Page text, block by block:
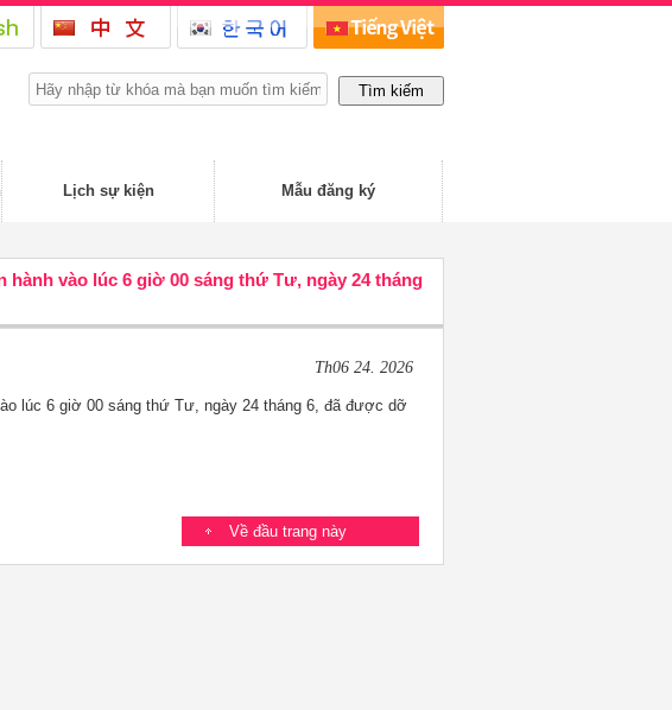
Lịch sự kiện Mẫu đăng ký
vào lúc 6 giờ 00 sáng thứ Tư, ngày 24 tháng
Th06 24. 2026
lúc 6 giờ 00 sáng thứ Tư, ngày 24 tháng 6, đã được dỡ
Về đầu trang này